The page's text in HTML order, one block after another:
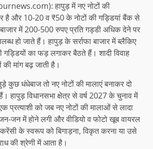
हापुड़ में नए नोटों की
पर है और 10-20 व ₹50 के नोटों की गड्डियां बैंक से
में 200-500 रुपए प्रति गड्डी अधिक देने पर
हो जाते हैं। हापुड़ के सर्राफा बाजार में ब्लैकिए
का फड़ लगाकर बैठते हैं। शादी विवाह
मांग बढ़ जाती है।
कुछ धंधेबाज तो नए नोटों की मालाएं बनाकर दो
हापुड़ विधानसभा क्षेत्र से वर्ष 2027 के चुनाव में
प्रत्याशी को जब नए नोटों की मालाओं से लादा
जन में होने लगी और वीडियो व फोटो खूब वायरल
करेंसी के स्वरूप को बिगाड़ना, विकृत करना या उसे
की श्रेणी में आता है।